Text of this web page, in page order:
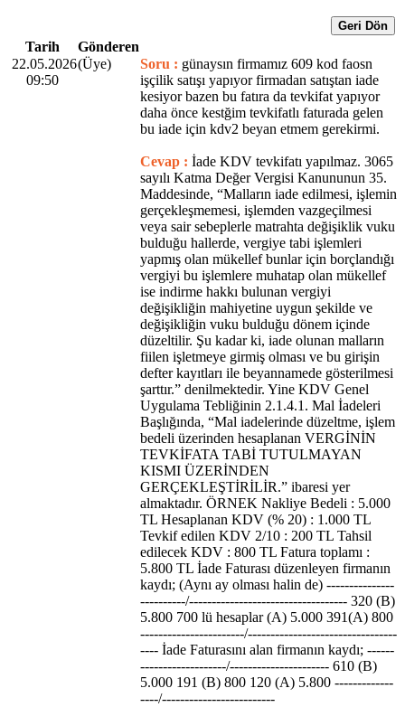
Geri Dön
Tarih
Gönderen
22.05.2026
09:50
(Üye) Soru : günaysın firmamız 609 kod faosn
işçilik satışı yapıyor firmadan satıştan iade
kesiyor bazen bu fatıra da tevkifat yapıyor
daha önce kestğim tevkifatlı faturada gelen
bu iade için kdv2 beyan etmem gerekirmi.
Cevap : İade KDV tevkifatı yapılmaz. 3065
sayılı Katma Değer Vergisi Kanununun 35.
Maddesinde, “Malların iade edilmesi, işlemin
gerçekleşmemesi, işlemden vazgeçilmesi
veya sair sebeplerle matrahta değişiklik vuku
bulduğu hallerde, vergiye tabi işlemleri
yapmış olan mükellef bunlar için borçlandığı
vergiyi bu işlemlere muhatap olan mükellef
ise indirme hakkı bulunan vergiyi
değişikliğin mahiyetine uygun şekilde ve
değişikliğin vuku bulduğu dönem içinde
düzeltilir. Şu kadar ki, iade olunan malların
fiilen işletmeye girmiş olması ve bu girişin
defter kayıtları ile beyannamede gösterilmesi
şarttır.” denilmektedir. Yine KDV Genel
Uygulama Tebliğinin 2.1.4.1. Mal İadeleri
Başlığında, “Mal iadelerinde düzeltme, işlem
bedeli üzerinden hesaplanan VERGİNİN
TEVKİFATA TABİ TUTULMAYAN
KISMI ÜZERİNDEN
GERÇEKLEŞTİRİLİR.” ibaresi yer
almaktadır. ÖRNEK Nakliye Bedeli : 5.000
TL Hesaplanan KDV (% 20) : 1.000 TL
Tevkif edilen KDV 2/10 : 200 TL Tahsil
edilecek KDV : 800 TL Fatura toplamı :
5.800 TL İade Faturası düzenleyen firmanın
kaydı; (Aynı ay olması halin de) ---------------
----------/----------------------------------- 320 (B)
5.800 700 lü hesaplar (A) 5.000 391(A) 800
-----------------------/---------------------------------
---- İade Faturasını alan firmanın kaydı; ------
-------------------/---------------------- 610 (B)
5.000 191 (B) 800 120 (A) 5.800 -------------
----/-------------------------